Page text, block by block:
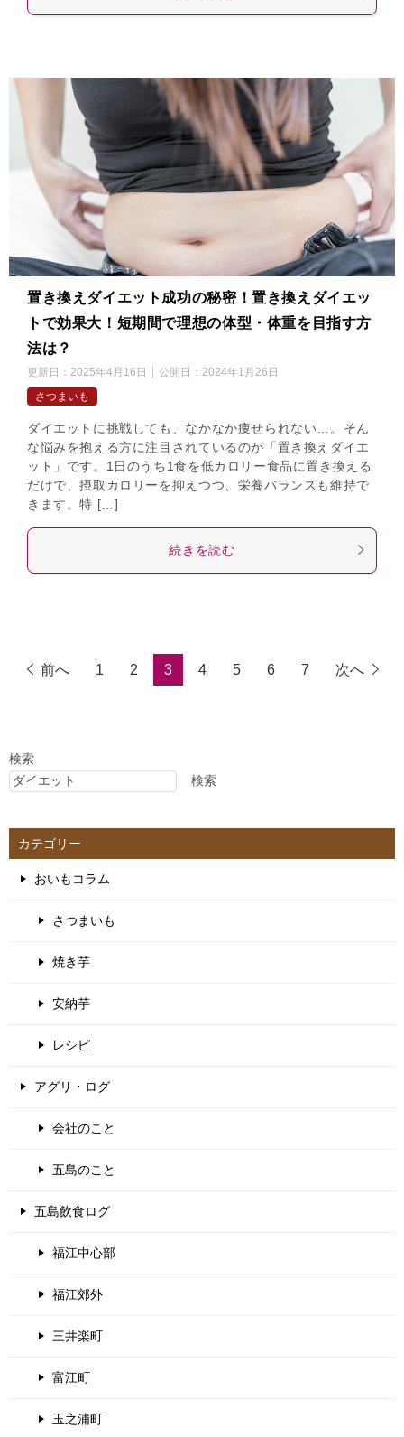
置き換えダイエット成功の秘密！置き換えダイエッ
トで効果大！短期間で理想の体型・体重を目指す方
法は？
更新日： 2025年4月16日 公開日： 2024年1月26日
さつまいも
ダイエットに挑戦しても、なかなか痩せられない…。そん
な悩みを抱える方に注目されているのが「置き換えダイエ
ット」です。1日のうち1食を低カロリー食品に置き換える
だけで、摂取カロリーを抑えつつ、栄養バランスも維持で
きます。特 […]
続きを読む
前へ 1 2 3 4 5 6 7 次へ
検索
検索
カテゴリー
おいもコラム
さつまいも
焼き芋
安納芋
レシピ
アグリ・ログ
会社のこと
五島のこと
五島飲食ログ
福江中心部
福江郊外
三井楽町
富江町
玉之浦町